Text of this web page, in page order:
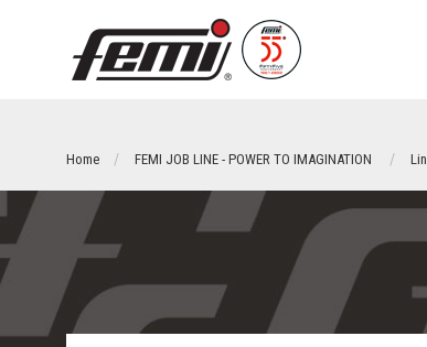
Home FEMI JOB LINE - POWER TO IMAGINATION